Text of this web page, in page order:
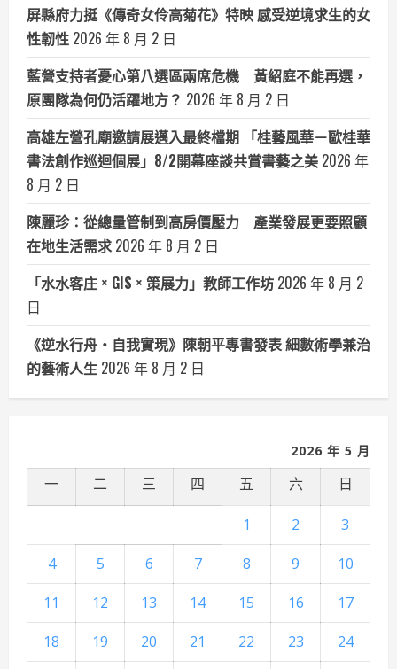
屏縣府力挺《傳奇女伶高菊花》特映 感受逆境求生的女
性韌性 2026 年 8 月 2 日
藍營支持者憂心第八選區兩席危機 黃紹庭不能再選，
原團隊為何仍活躍地方？ 2026 年 8 月 2 日
高雄左營孔廟邀請展邁入最終檔期 「桂藝風華－歐桂華
書法創作巡迴個展」8/2開幕座談共賞書藝之美 2026 年
8 月 2 日
陳麗珍：從總量管制到高房價壓力 產業發展更要照顧
在地生活需求 2026 年 8 月 2 日
「水水客庄 × GIS × 策展力」教師工作坊 2026 年 8 月 2
日
《逆水行舟・自我實現》陳朝平專書發表 細數術學兼治
的藝術人生 2026 年 8 月 2 日
2026 年 5 月
一 二 三 四 五 六 日
1 2
3
4
5 6 7 8 9
10
11
12 13 14 15 16
17
18
19 20 21 22 23
24